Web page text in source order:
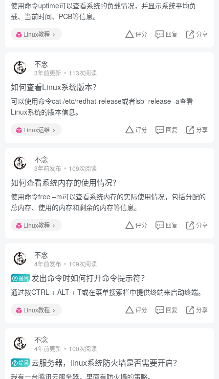
使用命令uptime可以查看系统的负载情况，并显示系统平均负
载、当前时间、PCB等信息。
Linux教程 评分 回复 分享
不念
3年前更新 113次阅读
如何查看Linux系统版本？
可以使用命令cat /etc/redhat-release或者lsb_release -a查看
Linux系统的版本信息。
Linux运维 评分 回复 分享
不念
3年前发布 109次阅读
如何查看系统内存的使用情况？
使用命令free –m可以查看系统内存的实际使用情况，包括分配的
总内存、使用的内存和剩余的内存等信息。
Linux教程 评分 回复 分享
不念
4年前发布 109次阅读
提问 发出命令时如何打开命令提示符？
通过按CTRL + ALT + T或在菜单搜索栏中提供终端来启动终端。
Linux教程 评分 回复 分享
不念
4年前更新 100次阅读
提问 云服务器，linux系统防火墙是否需要开启？
我有一台腾讯云服务器，里面有防火墙的策略。